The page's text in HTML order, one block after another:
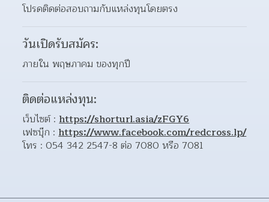
โปรดติดต่อสอบถามกับแหล่งทุนโดยตรง
วันเปิดรับสมัคร:
ภายใน พฤษภาคม ของทุกปี
ติดต่อแหล่งทุน:
เว็บไซต์ : https://shorturl.asia/zFGY6
เฟซบุ๊ก : https://www.facebook.com/redcross.lp/
โทร : 054 342 2547-8 ต่อ 7080 หรือ 7081